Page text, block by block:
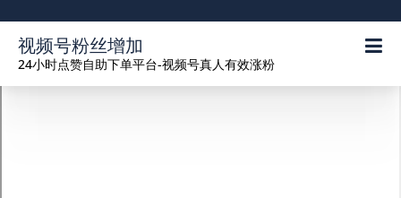
视频号粉丝增加
24小时点赞自助下单平台-视频号真人有效涨粉